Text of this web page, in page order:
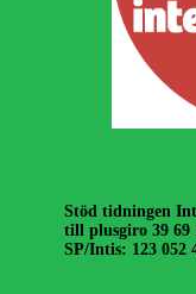
Stöd tidningen
till plusgiro 39 69
SP/Intis: 123 052